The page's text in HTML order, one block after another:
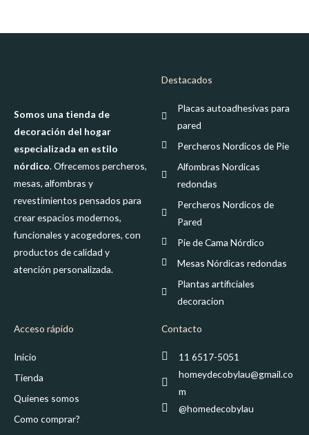
Somos una tienda de
decoración del hogar
especializada en estilo
nórdico. Ofrecemos percheros,
mesas, alfombras y
revestimientos pensados para
crear espacios modernos,
funcionales y acogedores, con
productos de calidad y
atención personalizada.
Destacados
Placas autoadhesivas para
pared
Percheros Nordicos de Pie
Alfombras Nordicas
redondas
Percheros Nordicos de
Pared
Pie de Cama Nórdico
Mesas Nórdicas redondas
Plantas artificiales
decoracion
Acceso rápido
Inicio
Tienda
Quienes somos
Como comprar?
Contacto
11 6517-5051
homeydecobylau@gmail.co
m
@homedecobylau